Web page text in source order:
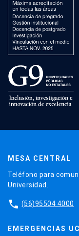
MESA CENTRAL
Teléfono para
Universidad.
phone (56)95504 4000
EMERGENCIAS UC